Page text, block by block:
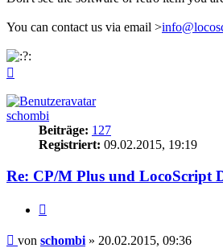
You can contact us via email >
schombi
Beiträge: 127
Registriert: 09.02.2015, 19:19
Re: CP/M Plus und LocoScript
Beitrag
von schombi » 20.02.2015, 09:36